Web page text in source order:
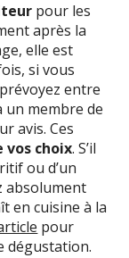
pour les
après la
elle est
si vous
entre
un membre de
avis. Ces
vos choix. S’il
ou d’un
absolument
en cuisine à la
pour
dégustation.